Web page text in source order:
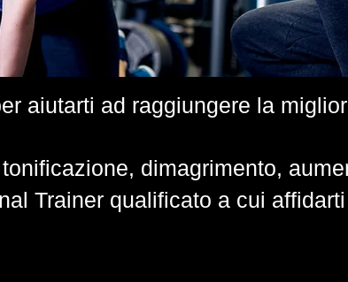
aiutarti ad raggiungere la
dimagrimento,
Trainer qualificato a cui